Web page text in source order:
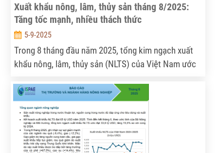
Xuất khẩu nông, lâm, thủy sản tháng 8/2025:
Tăng tốc mạnh, nhiều thách thức
5-9-2025
Trong 8 tháng đầu năm 2025, tổng kim ngạch xuất
khẩu nông, lâm, thủy sản (NLTS) của Việt Nam ước
Tính lũy kế đến hết tháng 8, xuất khẩu đạt 69,8%
mục tiêu 65 tỷ USD cả năm 2025